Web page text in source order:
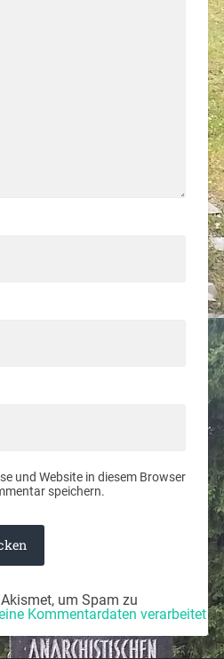
und Website in diesem Browser
speichern.
um Spam zu
Kommentardaten verarbeitet